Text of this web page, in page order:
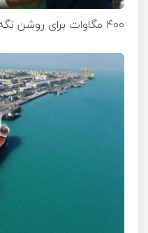
۴۰۰ مگاوات برای روشن نگه داشتن چراغ کسب‌وکار‌ها